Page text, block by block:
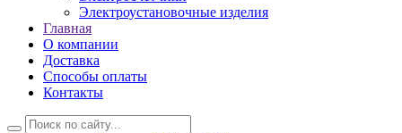
Электроустановочные изделия
Главная
О компании
Доставка
Способы оплаты
Контакты